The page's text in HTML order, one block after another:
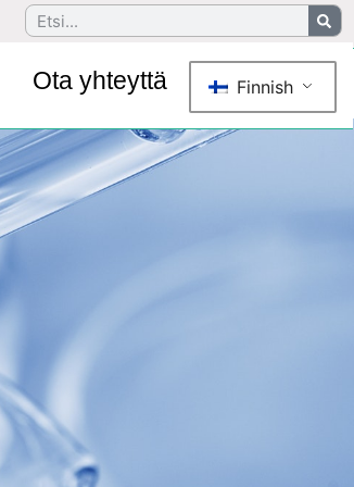
Ota yhteyttä Finnish